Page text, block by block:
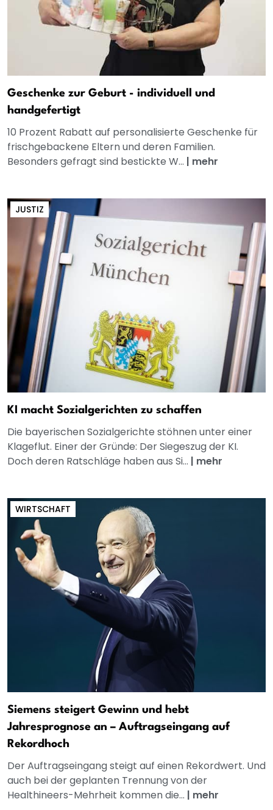
Geschenke zur Geburt - individuell und
handgefertigt
10 Prozent Rabatt auf personalisierte Geschenke für
frischgebackene Eltern und deren Familien.
Besonders gefragt sind bestickte W... | mehr
JUSTIZ
KI macht Sozialgerichten zu schaffen
Die bayerischen Sozialgerichte stöhnen unter einer
Klageflut. Einer der Gründe: Der Siegeszug der KI.
Doch deren Ratschläge haben aus Si... | mehr
WIRTSCHAFT
Siemens steigert Gewinn und hebt
Jahresprognose an – Auftragseingang auf
Rekordhoch
Der Auftragseingang steigt auf einen Rekordwert. Und
auch bei der geplanten Trennung von der
Healthineers-Mehrheit kommen die... | mehr